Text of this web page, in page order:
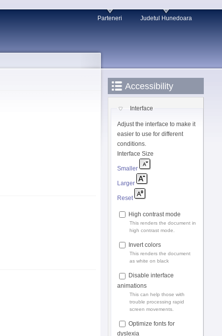
Parteneri Judetul Hunedoara
Accessibility
Interface
Adjust the interface to make it
easier to use for different
conditions.
Interface Size
Smaller
Larger
Reset
High contrast mode
This renders the document in
high contrast mode.
Invert colors
This renders the document
as white on black
Disable interface
animations
This can help those with
trouble processing rapid
screen movements.
Optimize fonts for
dyslexia